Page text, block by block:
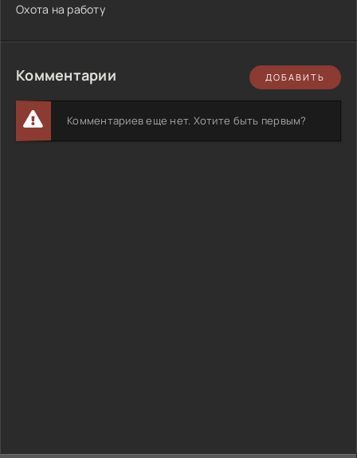
Охота на работу
Комментарии ДОБАВИТЬ
Комментариев еще нет. Хотите быть первым?